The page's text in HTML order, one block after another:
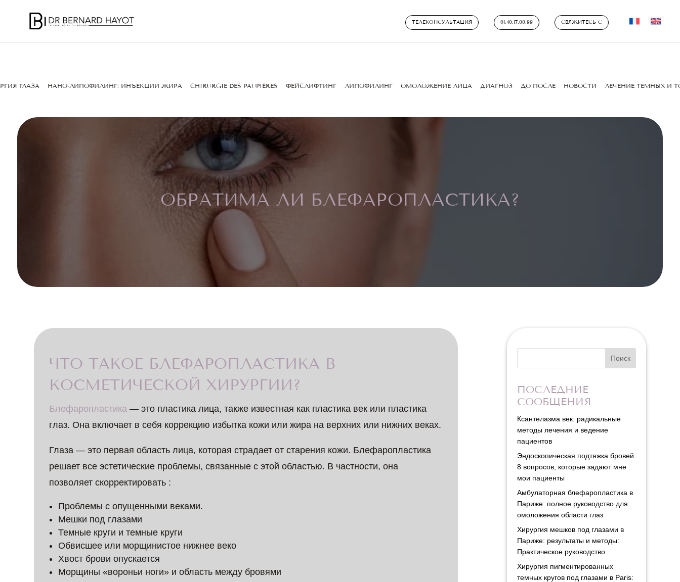
ТЕЛЕКОНСУЛЬТАЦИЯ 01.40.17.00.99 СВЯЖИТЕСЬ С
ГЛАЗА НАНО-ЛИПОФИЛИНГ: ИНЪЕКЦИИ ЖИРА CHIRURGIE DES PAUPIÈRES ФЕЙСЛИФТИНГ ЛИПОФИЛИНГ ОМОЛОЖЕНИЕ ЛИЦА ДИАГНОЗ ДО ПОСЛЕ НОВОСТИ ЛЕЧЕНИЕ ТЕМНЫХ И
ОБРАТИМА ЛИ БЛЕФАРОПЛАСТИКА?
ЧТО ТАКОЕ БЛЕФАРОПЛАСТИКА В
КОСМЕТИЧЕСКОЙ ХИРУРГИИ?
Блефаропластика — это пластика лица, также известная как пластика век или пластика
глаз. Она включает в себя коррекцию избытка кожи или жира на верхних или нижних веках.
Глаза — это первая область лица, которая страдает от старения кожи. Блефаропластика
решает все эстетические проблемы, связанные с этой областью. В частности, она
позволяет скорректировать :
Проблемы с опущенными веками.
Мешки под глазами
Темные круги и темные круги
Обвисшее или морщинистое нижнее веко
Хвост брови опускается
Морщины «вороньи ноги» и область между бровями
Поиск
ПОСЛЕДНИЕ
СООБЩЕНИЯ
Ксантелазма век: радикальные
методы лечения и ведение
пациентов
Эндоскопическая подтяжка бровей:
8 вопросов, которые задают мне
мои пациенты
Амбулаторная блефаропластика в
Париже: полное руководство для
омоложения области глаз
Хирургия мешков под глазами в
Париже: результаты и методы:
Практическое руководство
Хирургия пигментированных
темных кругов под глазами в Paris: